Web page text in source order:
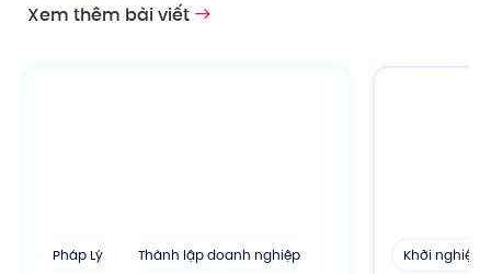
Xem thêm bài viết
Pháp Lý Thành lập doanh nghiệp Khởi nghiệp